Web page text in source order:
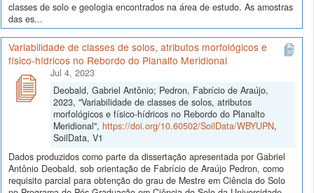
classes de solo e geologia encontrados na área de estudo. As amostras
das es...
Variabilidade de classes de solos, atributos morfológicos e
físico-hídricos no Rebordo do Planalto Meridional
Jul 4, 2023
Deobald, Gabriel Antônio; Pedron, Fabrício de Araújo,
2023, "Variabilidade de classes de solos, atributos
morfológicos e físico-hídricos no Rebordo do Planalto
Meridional", https://doi.org/10.60502/SoilData/WBYUPN,
SoilData, V1
Dados produzidos como parte da dissertação apresentada por Gabriel
Antônio Deobald, sob orientação de Fabrício de Araújo Pedron, como
requisito parcial para obtenção do grau de Mestre em Ciência do Solo